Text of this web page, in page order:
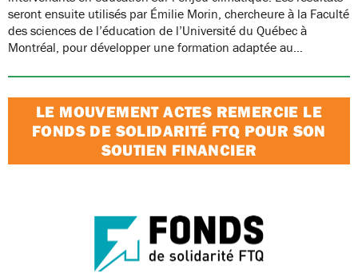
seront ensuite utilisés par Émilie Morin, chercheure à la Faculté
des sciences de l’éducation de l’Université du Québec à
Montréal, pour développer une formation adaptée au…
LE MOUVEMENT ACTES REMERCIE LE
FONDS DE SOLIDARITÉ FTQ POUR SON
SOUTIEN FINANCIER